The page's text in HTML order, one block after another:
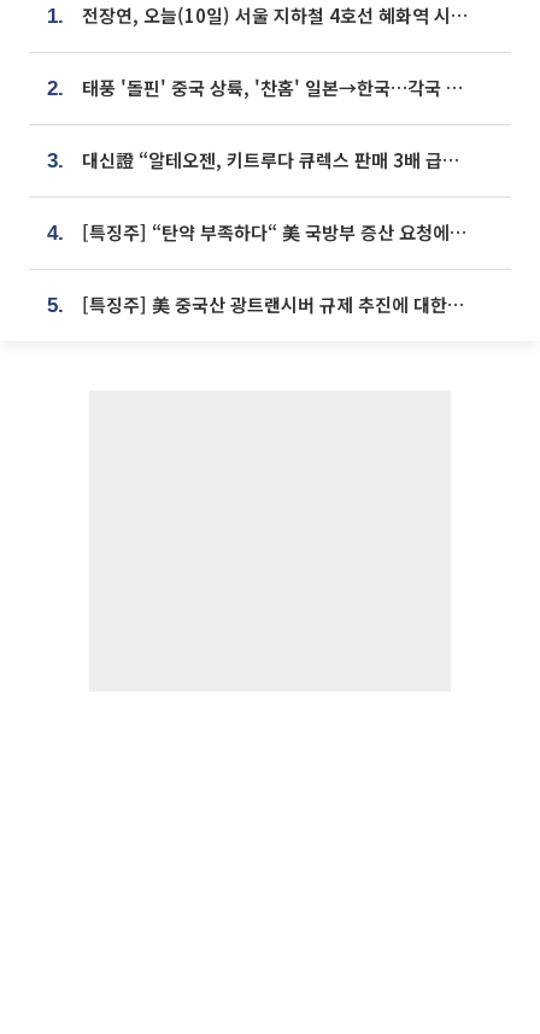
1. 전장연, 오늘(10일) 서울 지하철 4호선 혜화역 시위…1호선 용산역 무정차
2. 태풍 '돌핀' 중국 상륙, '찬홈' 일본→한국…각국 기상청 예상 경로는?
3. 대신證 “알테오젠, 키트루다 큐렉스 판매 3배 급증…목표가 41만원 상향”
4. [특징주] “탄약 부족하다“ 美 국방부 증산 요청에⋯국내 방산주 급등세
5. [특징주] 美 중국산 광트랜시버 규제 추진에 대한광통신 등 광통신株 강세